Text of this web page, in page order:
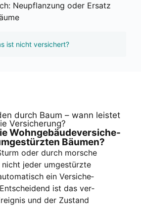
ist nicht versichert?
Neu­pflan­zung oder Ersatz
durch Baum – wann leis­tet
Ver­si­che­rung?
Wohn­ge­bäu­de­ver­si­che­
Bäu­men?
oder durch mor­sche
nicht jeder umge­stürz­te
ein Ver­si­che­
ist das ver­
und der Zustand